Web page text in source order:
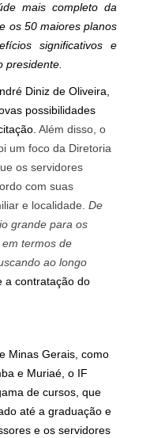
mais completo da
os 50 maiores planos
significativos e
presidente.
Diniz de Oliveira,
possibilidades
Além disso, o
um foco da Diretoria
os servidores
com suas
e localidade. De
grande para os
termos de
ao longo
a contratação do
Minas Gerais, como
e Muriaé, o IF
de cursos, que
até a graduação e
e os servidores